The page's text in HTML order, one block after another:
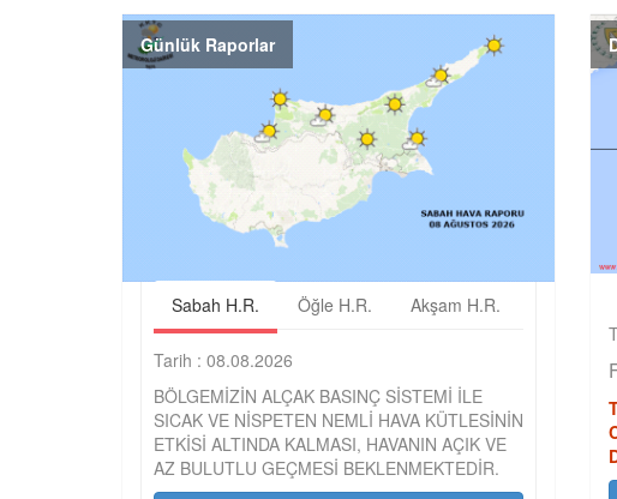
Günlük Raporlar
Sabah H.R. Öğle H.R. Akşam H.R.
Tarih : 08.08.2026
BÖLGEMİZİN ALÇAK BASINÇ SİSTEMİ İLE
SICAK VE NİSPETEN NEMLİ HAVA KÜTLESİNİN
ETKİSİ ALTINDA KALMASI, HAVANIN AÇIK VE
AZ BULUTLU GEÇMESİ BEKLENMEKTEDİR.